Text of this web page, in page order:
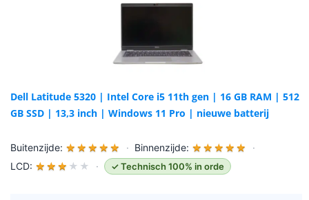
Dell Latitude 5320 | Intel Core i5 11th gen | 16 GB RAM | 512
GB SSD | 13,3 inch | Windows 11 Pro | nieuwe batterij
Buitenzijde: ★ ★ ★ ★ ★ · Binnenzijde: ★ ★ ★ ★ ★
·
LCD: ★ ★ ★ ★ ★ · ✓ Technisch 100% in orde